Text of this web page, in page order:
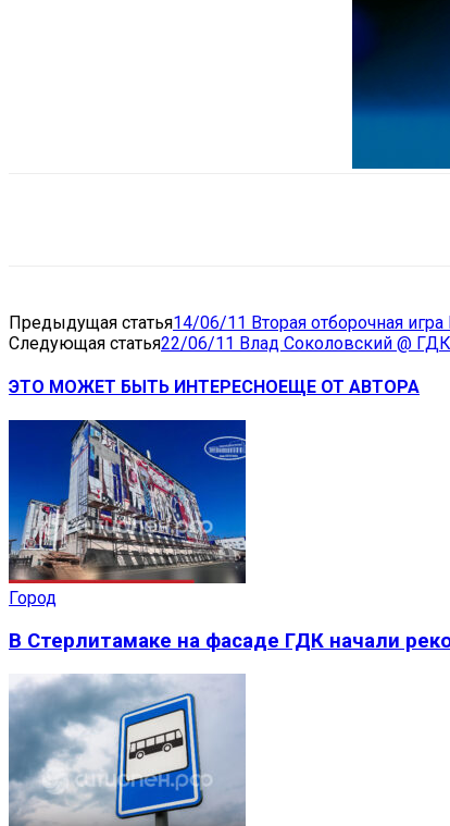
Предыдущая статья14/06/11 Вторая отборочная
Следующая статья22/06/11 Влад Соколовский @ ГДК
ЭТО МОЖЕТ БЫТЬ ИНТЕРЕСНОЕЩЕ ОТ АВТОРА
Город
В Стерлитамаке на фасаде ГДК начали